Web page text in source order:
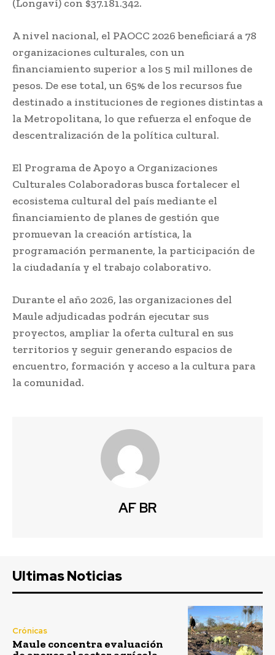
(Longaví) con $37.181.342.
A nivel nacional, el PAOCC 2026 beneficiará a 78
organizaciones culturales, con un
financiamiento superior a los 5 mil millones de
pesos. De ese total, un 65% de los recursos fue
destinado a instituciones de regiones distintas a
la Metropolitana, lo que refuerza el enfoque de
descentralización de la política cultural.
El Programa de Apoyo a Organizaciones
Culturales Colaboradoras busca fortalecer el
ecosistema cultural del país mediante el
financiamiento de planes de gestión que
promuevan la creación artística, la
programación permanente, la participación de
la ciudadanía y el trabajo colaborativo.
Durante el año 2026, las organizaciones del
Maule adjudicadas podrán ejecutar sus
proyectos, ampliar la oferta cultural en sus
territorios y seguir generando espacios de
encuentro, formación y acceso a la cultura para
la comunidad.
AF BR
Ultimas Noticias
Crónicas
Maule concentra evaluación